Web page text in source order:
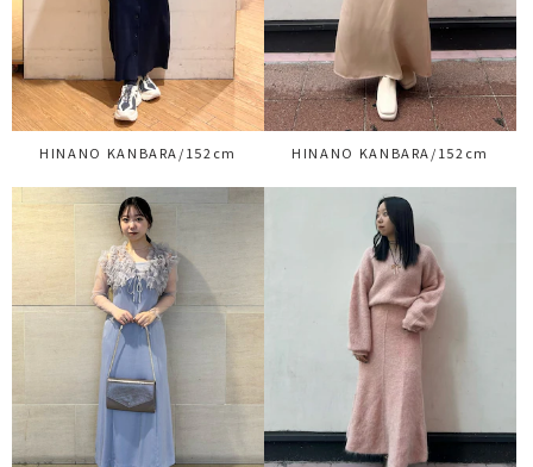
HINANO KANBARA/152cm HINANO KANBARA/152cm